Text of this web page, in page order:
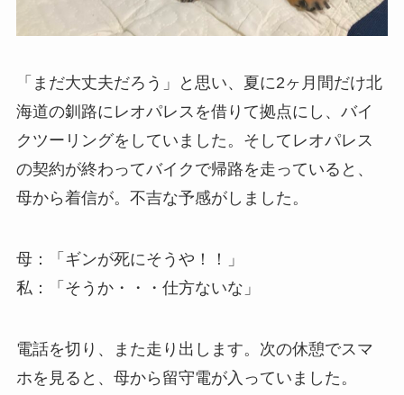
「まだ大丈夫だろう」と思い、夏に2ヶ月間だけ北
海道の釧路にレオパレスを借りて拠点にし、バイ
クツーリングをしていました。そしてレオパレス
の契約が終わってバイクで帰路を走っていると、
母から着信が。不吉な予感がしました。
母：「ギンが死にそうや！！」
私：「そうか・・・仕方ないな」
電話を切り、また走り出します。次の休憩でスマ
ホを見ると、母から留守電が入っていました。